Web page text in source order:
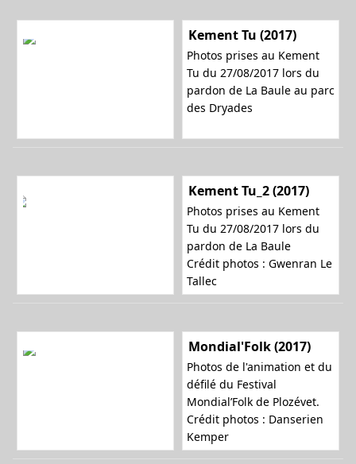
Kement Tu (2017)
Photos prises au Kement
Tu du 27/08/2017 lors du
pardon de La Baule au parc
des Dryades
Kement Tu_2 (2017)
Photos prises au Kement
Tu du 27/08/2017 lors du
pardon de La Baule
Crédit photos : Gwenran Le
Tallec
Mondial'Folk (2017)
Photos de l'animation et du
défilé du Festival
Mondial’Folk de Plozévet.
Crédit photos : Danserien
Kemper